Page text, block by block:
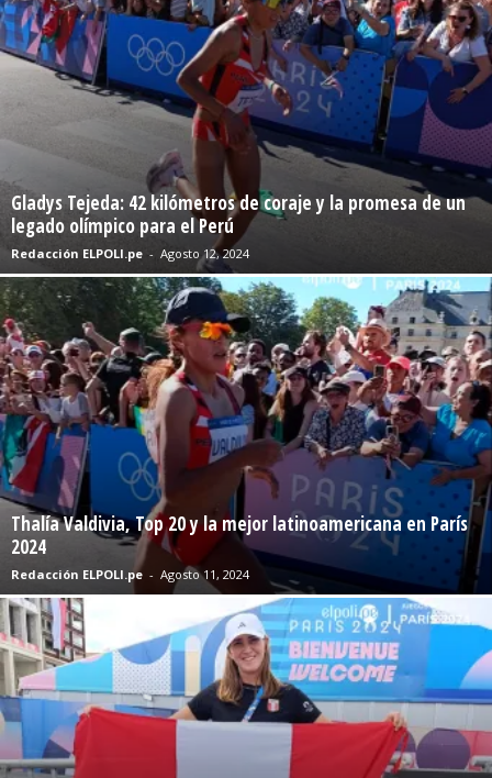
Gladys Tejeda: 42 kilómetros de coraje y la promesa de un
legado olímpico para el Perú
Redacción ELPOLI.pe - Agosto 12, 2024
Thalía Valdivia, Top 20 y la mejor latinoamericana en París
2024
Redacción ELPOLI.pe - Agosto 11, 2024